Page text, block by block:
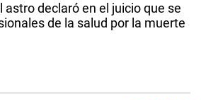
astro declaró en el juicio que se
de la salud por la muerte